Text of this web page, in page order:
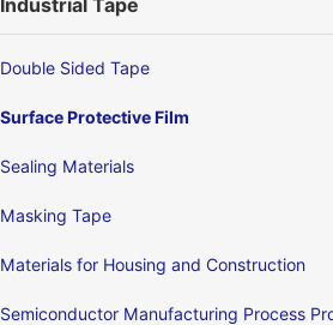
Double Sided Tape
Surface Protective Film
Sealing Materials
Masking Tape
Materials for Housing and Construction
Semiconductor Manufacturing Process